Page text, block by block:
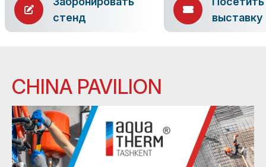
стенд
выставку
CHINA PAVILION